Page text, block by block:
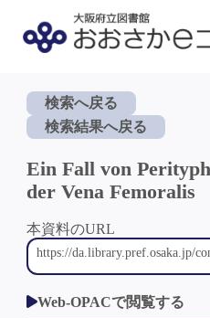
検索へ戻る
検索結果へ戻る
Ein Fall von
der Vena Femoralis
本資料のURL
Web-OPACで閲覧する